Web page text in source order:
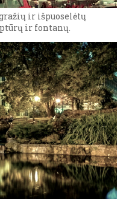
ir išpuoselėtų
ir fontanų.